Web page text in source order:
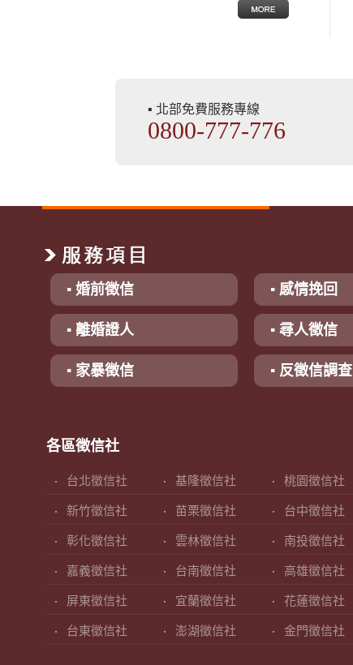
▪ 北部免費服務專線
0800-777-776
▪ 婚前徵信 ▪ 感情挽回
▪ 離婚證人 ▪ 尋人徵信
▪ 家暴徵信 ▪ 反徵信調查
各區徵信社
台北徵信社 基隆徵信社 桃園徵信社
新竹徵信社 苗栗徵信社 台中徵信社
彰化徵信社 雲林徵信社 南投徵信社
嘉義徵信社 台南徵信社 高雄徵信社
屏東徵信社 宜蘭徵信社 花蓮徵信社
台東徵信社 澎湖徵信社 金門徵信社